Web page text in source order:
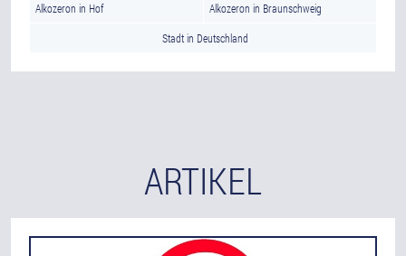
Alkozeron in Hof Alkozeron in Braunschweig
Stadt in Deutschland
ARTIKEL